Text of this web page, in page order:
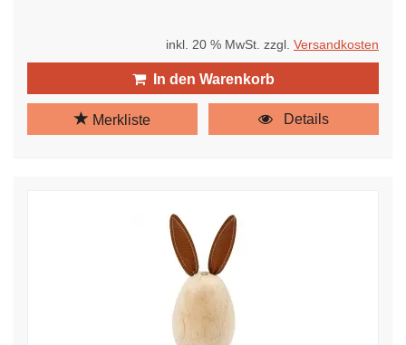
inkl. 20 % MwSt. zzgl. Versandkosten
In den Warenkorb
Merkliste Details